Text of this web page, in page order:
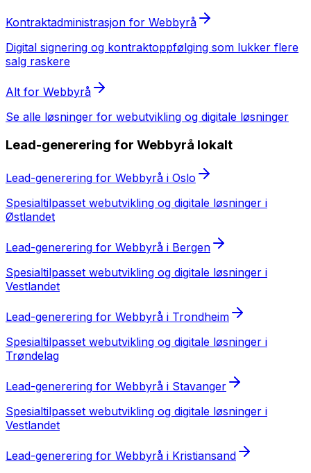
Kontraktadministrasjon for Webbyrå
Digital signering og kontraktoppfølging som lukker flere
salg raskere
Alt for Webbyrå
Se alle løsninger for webutvikling og digitale løsninger
Lead-generering for Webbyrå lokalt
Lead-generering for Webbyrå i Oslo
Spesialtilpasset webutvikling og digitale løsninger i
Østlandet
Lead-generering for Webbyrå i Bergen
Spesialtilpasset webutvikling og digitale løsninger i
Vestlandet
Lead-generering for Webbyrå i Trondheim
Spesialtilpasset webutvikling og digitale løsninger i
Trøndelag
Lead-generering for Webbyrå i Stavanger
Spesialtilpasset webutvikling og digitale løsninger i
Vestlandet
Lead-generering for Webbyrå i Kristiansand